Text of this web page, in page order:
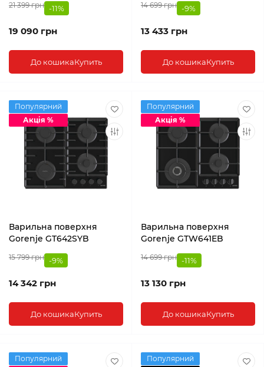
21 399 грн -11%
19 090 грн
До кошикаКупить
14 699 грн -9%
13 433 грн
До кошикаКупить
Популярний
Акція %
Варильна поверхня
Gorenje GT642SYB
15 799 грн -9%
14 342 грн
До кошикаКупить
Популярний
Акція %
Варильна поверхня
Gorenje GTW641EB
14 699 грн -11%
13 130 грн
До кошикаКупить
Популярний
Популярний